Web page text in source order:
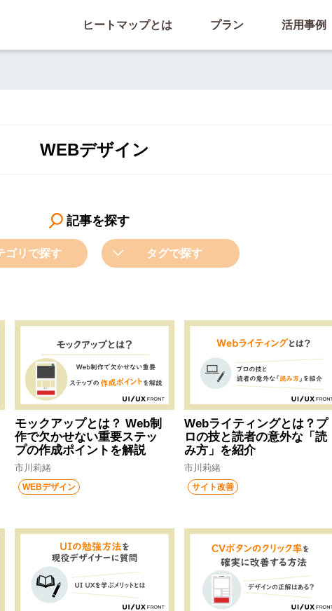
ヒートマップとは プラン 活用事例
WEBデザイン
記事を探す
ゴリで探す タグで探す
モックアップとは？ Web制
作で欠かせない重要ステッ
プの作成ポイントを解説
市川莉緒
WEBデザイン
Webライティングとは？プ
ロの技と読者の意外な「読
み方」を紹介
市川莉緒
サイト改善